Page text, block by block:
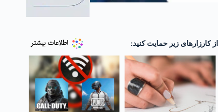
از کارزارهای زیر حمایت کنید: